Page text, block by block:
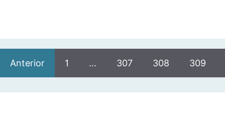
Anterior 1 … 307 308 309